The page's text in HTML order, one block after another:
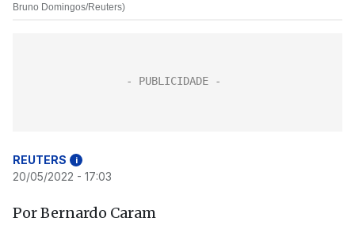
Bruno Domingos/Reuters)
REUTERS i
20/05/2022 - 17:03
Por Bernardo Caram